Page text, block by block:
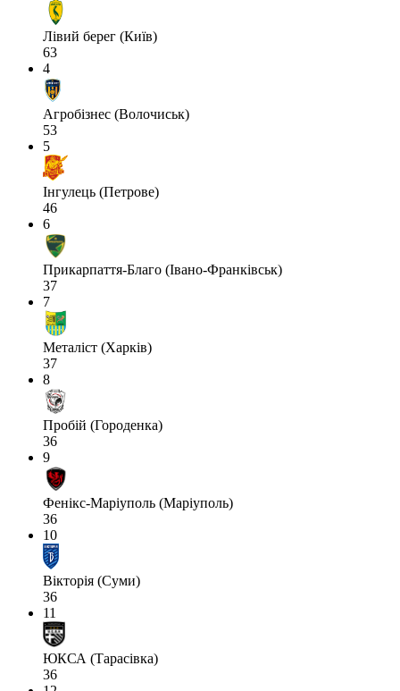
Лівий берег (Київ)
63
4
Агробізнес (Волочиськ)
53
5
Інгулець (Петрове)
46
6
Прикарпаття-Благо (Івано-Франківськ)
37
7
Металіст (Харків)
37
8
Пробій (Городенка)
36
9
Фенікс-Маріуполь (Маріуполь)
36
10
Вікторія (Суми)
36
11
ЮКСА (Тарасівка)
36